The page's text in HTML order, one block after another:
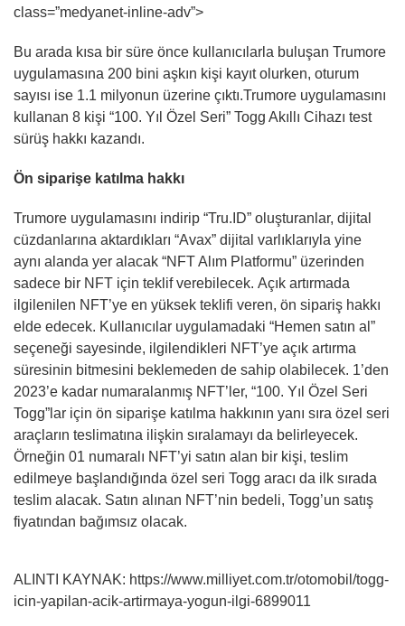
class=”medyanet-inline-adv”>
Bu arada kısa bir süre önce kullanıcılarla buluşan Trumore
uygulamasına 200 bini aşkın kişi kayıt olurken, oturum
sayısı ise 1.1 milyonun üzerine çıktı.Trumore uygulamasını
kullanan 8 kişi “100. Yıl Özel Seri” Togg Akıllı Cihazı test
sürüş hakkı kazandı.
Ön siparişe katılma hakkı
Trumore uygulamasını indirip “Tru.ID” oluşturanlar, dijital
cüzdanlarına aktardıkları “Avax” dijital varlıklarıyla yine
aynı alanda yer alacak “NFT Alım Platformu” üzerinden
sadece bir NFT için teklif verebilecek. Açık artırmada
ilgilenilen NFT’ye en yüksek teklifi veren, ön sipariş hakkı
elde edecek. Kullanıcılar uygulamadaki “Hemen satın al”
seçeneği sayesinde, ilgilendikleri NFT’ye açık artırma
süresinin bitmesini beklemeden de sahip olabilecek. 1’den
2023’e kadar numaralanmış NFT’ler, “100. Yıl Özel Seri
Togg”lar için ön siparişe katılma hakkının yanı sıra özel seri
araçların teslimatına ilişkin sıralamayı da belirleyecek.
Örneğin 01 numaralı NFT’yi satın alan bir kişi, teslim
edilmeye başlandığında özel seri Togg aracı da ilk sırada
teslim alacak. Satın alınan NFT’nin bedeli, Togg’un satış
fiyatından bağımsız olacak.
ALINTI KAYNAK: https://www.milliyet.com.tr/otomobil/togg-
icin-yapilan-acik-artirmaya-yogun-ilgi-6899011